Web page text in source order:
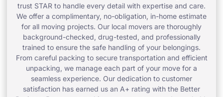
trust STAR to handle every detail with expertise and care.
We offer a complimentary, no-obligation, in-home estimate
for all moving projects. Our local movers are thoroughly
background-checked, drug-tested, and professionally
trained to ensure the safe handling of your belongings.
From careful packing to secure transportation and efficient
unpacking, we manage each part of your move for a
seamless experience. Our dedication to customer
satisfaction has earned us an A+ rating with the Better